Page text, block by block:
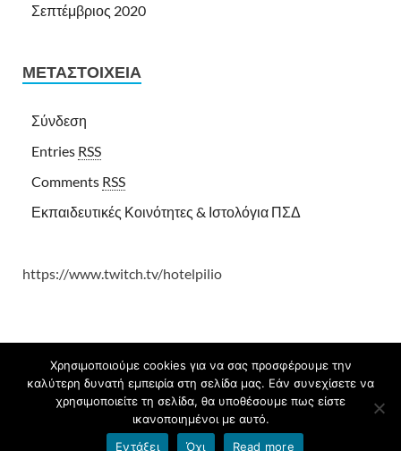
Σεπτέμβριος 2020
ΜΕΤΑΣΤΟΙΧΕΊΑ
Σύνδεση
Entries RSS
Comments RSS
Εκπαιδευτικές Κοινότητες & Ιστολόγια ΠΣΔ
https://www.twitch.tv/hotelpilio
©32ο Δημοτικό Σχολείο Βόλου ©32nd Primary School of Volos
blogs.sch.grκαιHitMag.
Χρησιμοποιούμε cookies για να σας προσφέρουμε την
καλύτερη δυνατή εμπειρία στη σελίδα μας. Εάν συνεχίσετε να
χρησιμοποιείτε τη σελίδα, θα υποθέσουμε πως είστε
ικανοποιημένοι με αυτό.
Εντάξει
Όχι Read more